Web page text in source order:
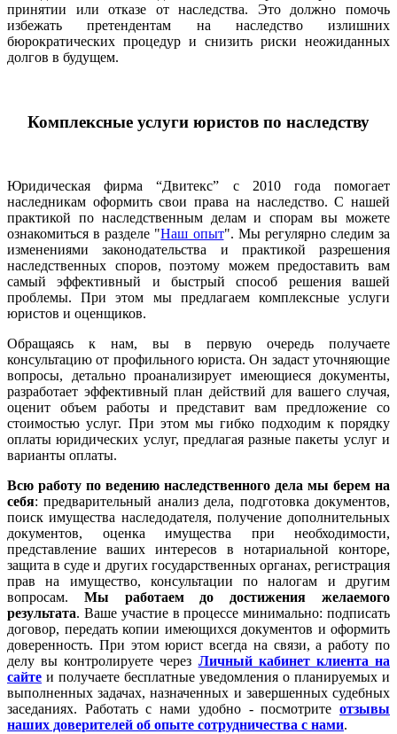
принятии или отказе от наследства. Это должно помочь
избежать претендентам на наследство излишних
бюрократических процедур и снизить риски неожиданных
долгов в будущем.
Комплексные услуги юристов по наследству
Юридическая фирма “Двитекс” с 2010 года помогает
наследникам оформить свои права на наследство. С нашей
практикой по наследственным делам и спорам вы можете
ознакомиться в разделе "Наш опыт". Мы регулярно следим за
изменениями законодательства и практикой разрешения
наследственных споров, поэтому можем предоставить вам
самый эффективный и быстрый способ решения вашей
проблемы. При этом мы предлагаем комплексные услуги
юристов и оценщиков.
Обращаясь к нам, вы в первую очередь получаете
консультацию от профильного юриста. Он задаст уточняющие
вопросы, детально проанализирует имеющиеся документы,
разработает эффективный план действий для вашего случая,
оценит объем работы и представит вам предложение со
стоимостью услуг. При этом мы гибко подходим к порядку
оплаты юридических услуг, предлагая разные пакеты услуг и
варианты оплаты.
Всю работу по ведению наследственного дела мы берем на
себя: предварительный анализ дела, подготовка документов,
поиск имущества наследодателя, получение дополнительных
документов, оценка имущества при необходимости,
представление ваших интересов в нотариальной конторе,
защита в суде и других государственных органах, регистрация
прав на имущество, консультации по налогам и другим
вопросам. Мы работаем
до достижения желаемого
результата. Ваше участие в процессе минимально: подписать
договор, передать копии имеющихся документов и оформить
доверенность. При этом юрист всегда на связи, а работу по
делу вы контролируете через Личный кабинет клиента на
сайте и получаете бесплатные уведомления о планируемых и
выполненных задачах, назначенных и завершенных судебных
заседаниях. Работать с нами удобно - посмотрите отзывы
наших доверителей об опыте сотрудничества с нами.